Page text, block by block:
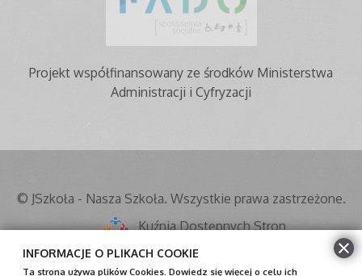
Projekt współfinansowany ze środków Ministerstwa
Administracji i Cyfryzacji
© JSzkoła - Nasza Szkoła. Wszystkie prawa zastrzeżone.
Kuźnia Dostępnych Stron
Mapa strony
INFORMACJE O PLIKACH COOKIE
Ta strona używa plików Cookies. Dowiedz się więcej o celu ich